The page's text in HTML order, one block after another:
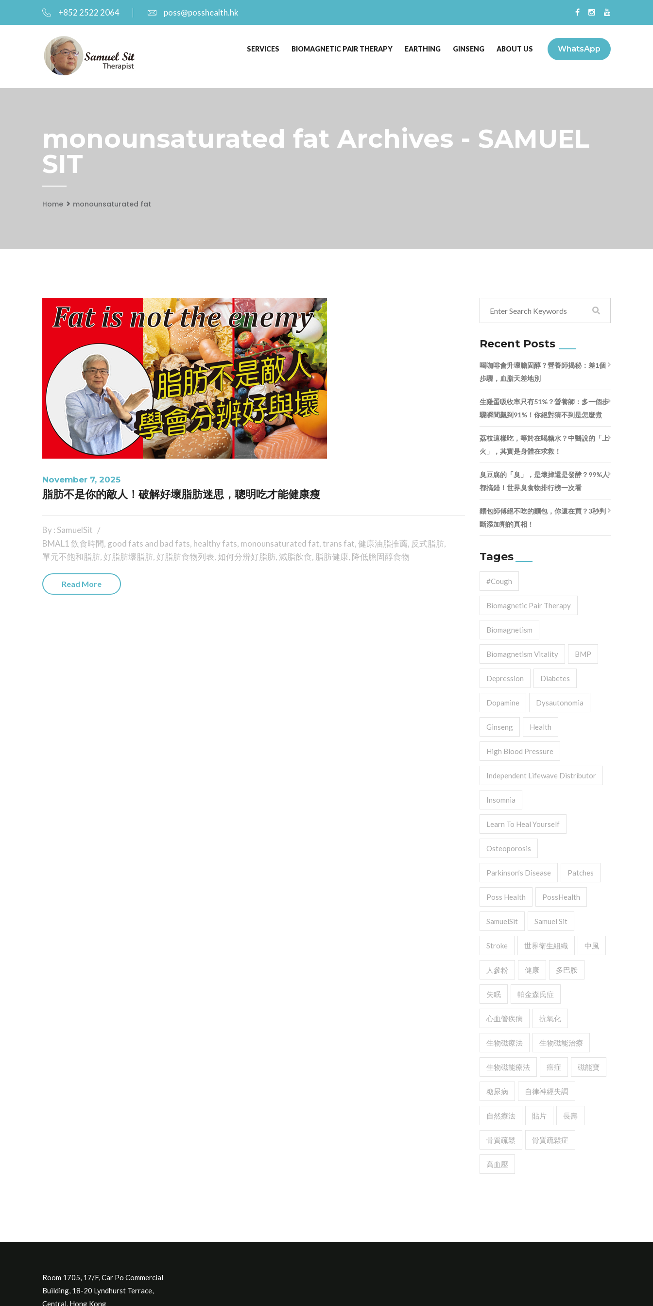
+852 2522 2064 poss@posshealth.hk
WhatsApp
SERVICES BIOMAGNETIC PAIR THERAPY EARTHING GINSENG ABOUT US
monounsaturated fat Archives - SAMUEL
SIT
Home monounsaturated fat
November 7, 2025
脂肪不是你的敵人！破解好壞脂肪迷思，聰明吃才能健康瘦
By : SamuelSit
BMAL1 飲食時間, good fats and bad fats, healthy fats, monounsaturated fat, trans fat,健康油脂推薦, 反式脂肪,
單元不飽和脂肪, 好脂肪壞脂肪, 好脂肪食物列表,如何分辨好脂肪, 減脂飲食, 脂肪健康, 降低膽固醇食物
Read More
Recent Posts
喝咖啡會升壞膽固醇？營養師揭秘：差1個
步驟，血脂天差地別
生雞蛋吸收率只有51%？營養師：多一個步
驟瞬間飆到91%！你絕對猜不到是怎麼煮
荔枝這樣吃，等於在喝糖水？中醫說的「上
火」，其實是身體在求救！
臭豆腐的「臭」，是壞掉還是發酵？99%人
都搞錯！世界臭食物排行榜一次看
麵包師傅絕不吃的麵包，你還在買？3秒判
斷添加劑的真相！
Tages
#cough
Biomagnetic Pair Therapy
Biomagnetism
Biomagnetism Vitality BMP
Depression Diabetes
Dopamine Dysautonomia
Ginseng Health
High Blood Pressure
Independent Lifewave Distributor
Insomnia
Learn To Heal Yourself
Osteoporosis
Parkinson’s Disease Patches
Poss Health PossHealth
SamuelSit Samuel Sit
Stroke 世界衛生組織 中風
人參粉 健康 多巴胺
失眠 帕金森氏症
心血管疾病 抗氧化
生物磁療法 生物磁能治療
生物磁能療法 癌症 磁能寶
糖尿病 自律神經失調
自然療法 貼片 長壽
骨質疏鬆 骨質疏鬆症
高血壓
Room 1705, 17/F, Car Po Commercial
Building, 18-20 Lyndhurst Terrace,
Central, Hong Kong